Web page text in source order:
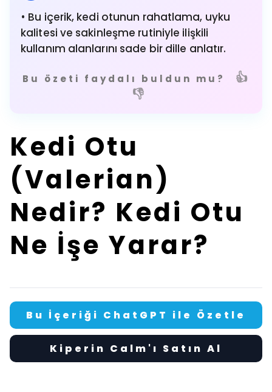
• Bu içerik, kedi otunun rahatlama, uyku
kalitesi ve sakinleşme rutiniyle ilişkili
kullanım alanlarını sade bir dille anlatır.
Bu özeti faydalı buldun mu?
👍
👎
Kedi Otu
(Valerian)
Nedir? Kedi Otu
Ne İşe Yarar?
Bu İçeriği ChatGPT ile Özetle
Kiperin Calm'ı Satın Al